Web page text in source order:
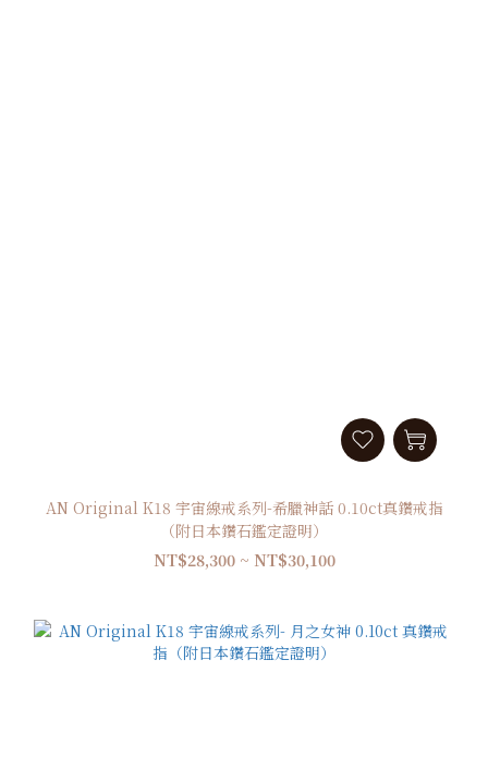
AN Original K18 宇宙線戒系列-希臘神話 0.10ct真鑽戒指
（附日本鑽石鑑定證明）
NT$28,300 ~ NT$30,100